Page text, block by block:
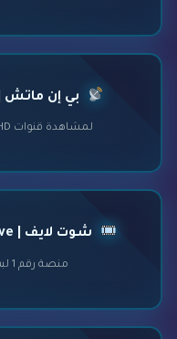
بي إن ماتش | Bein Match - beIN مجاناً
لمشاهدة قنوات beIN Sports HD بث مباشر مجاني
شوت لايف | Shoot Live - بث مباشر مجاني
منصة رقم 1 لبث مباشر مباريات اليوم HD